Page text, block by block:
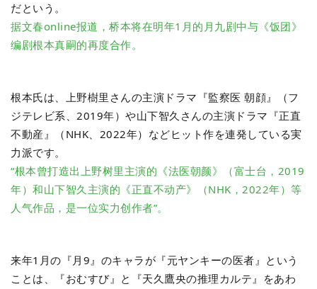
だという。
据文春online报道，桥本将在明年1月的月九剧中与《饭团》
编剧根本真嗣的再度合作。
根本氏は、上野樹里さんの主演ドラマ『監察医 朝顔』（フ
ジテレビ系、2019年）や山下智久さんの主演ドラマ『正直
不動産』（NHK、2022年）などヒット作を連発している実
力派です。
“根本曾打造出上野树里主演的《法医朝颜》（富士台，2019
年）和山下智久主演的《正直不动产》（NHK，2022年）等
人气作品，是一位实力创作者”。
来年1月の『月9』のキャラが『元ヤンキーの医者』という
ことは、『おむすび』と『天久鷹央の推理カルテ』をあわ